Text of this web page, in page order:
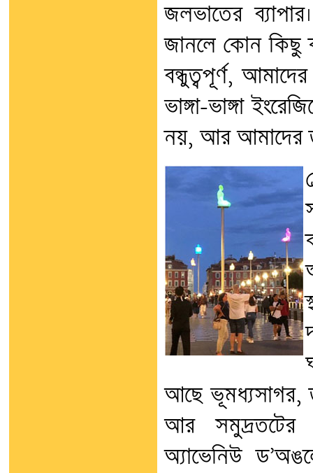
জলভাতের
জানলে কোন কিছু
বন্ধুত্বপূর্ণ,
ভাঙ্গা-ভাঙ্গা
নয়, আর আমাদের
আছে ভূমধ্যসাগর,
আর সমুদ্রতটের
অ্যাভেনিউ